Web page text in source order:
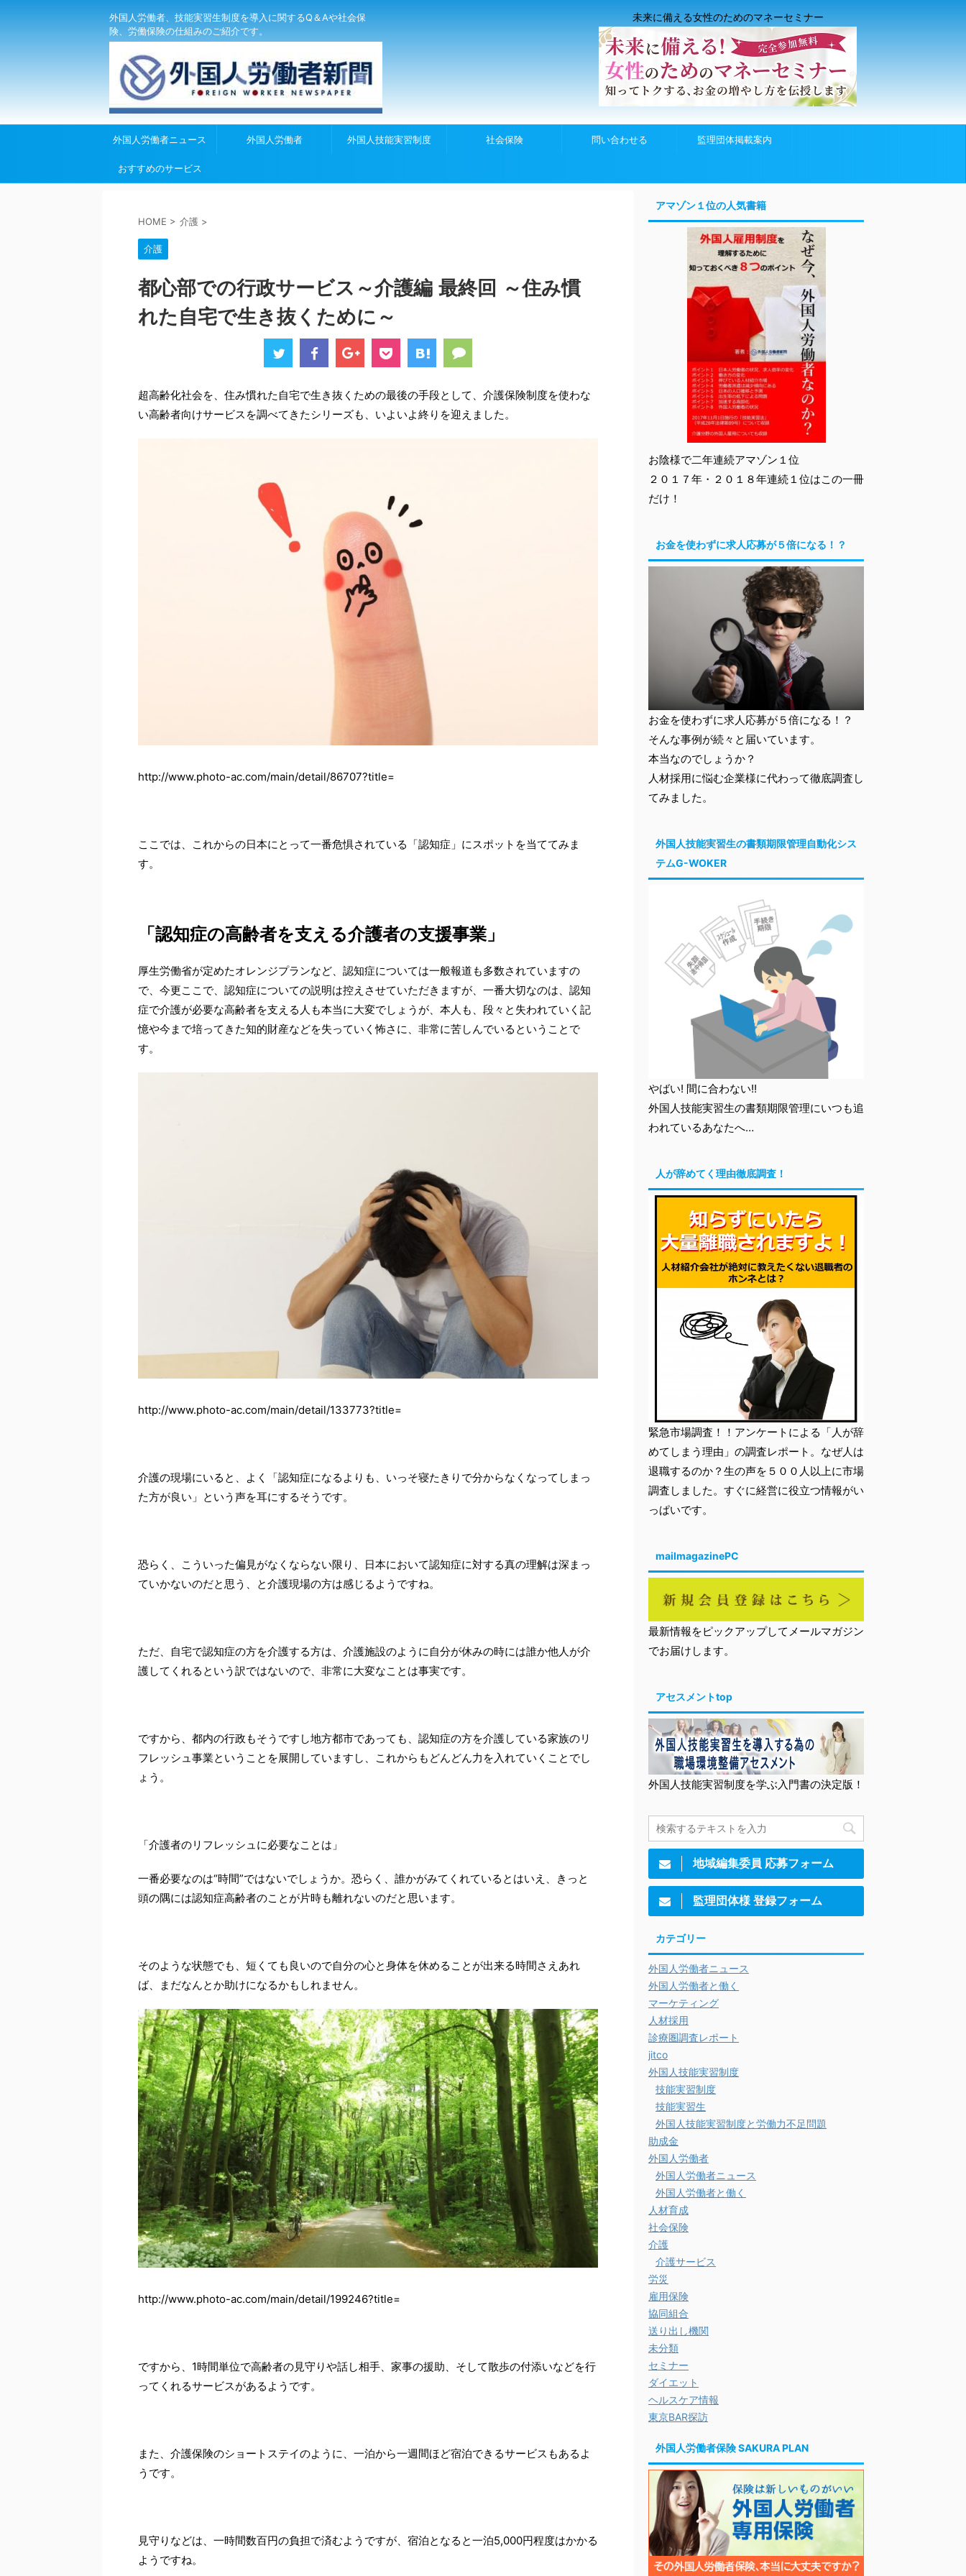
外国人労働者、技能実習生制度を導入に関するQ＆Aや社会保
険、労働保険の仕組みのご紹介です。
未来に備える女性のためのマネーセミナー
外国人労働者ニュース 外国人労働者 外国人技能実習制度 社会保険 問い合わせる 監理団体掲載案内
おすすめのサービス
HOME > 介護 >
介護
都心部での行政サービス～介護編 最終回 ～住み慣
れた自宅で生き抜くために～
超高齢化社会を、住み慣れた自宅で生き抜くための最後の手段として、介護保険制度を使わな
い高齢者向けサービスを調べてきたシリーズも、いよいよ終りを迎えました。
http://www.photo-ac.com/main/detail/86707?title=
ここでは、これからの日本にとって一番危惧されている「認知症」にスポットを当ててみま
す。
「認知症の高齢者を支える介護者の支援事業」
厚生労働省が定めたオレンジプランなど、認知症については一般報道も多数されていますの
で、今更ここで、認知症についての説明は控えさせていただきますが、一番大切なのは、認知
症で介護が必要な高齢者を支える人も本当に大変でしょうが、本人も、段々と失われていく記
憶や今まで培ってきた知的財産などを失っていく怖さに、非常に苦しんでいるということで
す。
http://www.photo-ac.com/main/detail/133773?title=
介護の現場にいると、よく「認知症になるよりも、いっそ寝たきりで分からなくなってしまっ
た方が良い」という声を耳にするそうです。
恐らく、こういった偏見がなくならない限り、日本において認知症に対する真の理解は深まっ
ていかないのだと思う、と介護現場の方は感じるようですね。
ただ、自宅で認知症の方を介護する方は、介護施設のように自分が休みの時には誰か他人が介
護してくれるという訳ではないので、非常に大変なことは事実です。
ですから、都内の行政もそうですし地方都市であっても、認知症の方を介護している家族のリ
フレッシュ事業ということを展開していますし、これからもどんどん力を入れていくことでし
ょう。
「介護者のリフレッシュに必要なことは」
一番必要なのは“時間”ではないでしょうか。恐らく、誰かがみてくれているとはいえ、きっと
頭の隅には認知症高齢者のことが片時も離れないのだと思います。
そのような状態でも、短くても良いので自分の心と身体を休めることが出来る時間さえあれ
ば、まだなんとか助けになるかもしれません。
http://www.photo-ac.com/main/detail/199246?title=
ですから、1時間単位で高齢者の見守りや話し相手、家事の援助、そして散歩の付添いなどを行
ってくれるサービスがあるようです。
また、介護保険のショートステイのように、一泊から一週間ほど宿泊できるサービスもあるよ
うです。
見守りなどは、一時間数百円の負担で済むようですが、宿泊となると一泊5,000円程度はかかる
ようですね。
アマゾン１位の人気書籍
お陰様で二年連続アマゾン１位
２０１７年・２０１８年連続１位はこの一冊
だけ！
お金を使わずに求人応募が５倍になる！？
お金を使わずに求人応募が５倍になる！？
そんな事例が続々と届いています。
本当なのでしょうか？
人材採用に悩む企業様に代わって徹底調査し
てみました。
外国人技能実習生の書類期限管理自動化シス
テムG-WOKER
やばい! 間に合わない!!
外国人技能実習生の書類期限管理にいつも追
われているあなたへ…
人が辞めてく理由徹底調査！
緊急市場調査！！アンケートによる「人が辞
めてしまう理由」の調査レポート。なぜ人は
退職するのか？生の声を５００人以上に市場
調査しました。すぐに経営に役立つ情報がい
っぱいです。
mailmagazinePC
最新情報をピックアップしてメールマガジン
でお届けします。
アセスメントtop
外国人技能実習制度を学ぶ入門書の決定版！
地域編集委員 応募フォーム
監理団体様 登録フォーム
カテゴリー
外国人労働者ニュース
外国人労働者と働く
マーケティング
人材採用
診療圏調査レポート
jitco
外国人技能実習制度
技能実習制度
技能実習生
外国人技能実習制度と労働力不足問題
助成金
外国人労働者
外国人労働者ニュース
外国人労働者と働く
人材育成
社会保険
介護
介護サービス
労災
雇用保険
協同組合
送り出し機関
未分類
セミナー
ダイエット
ヘルスケア情報
東京BAR探訪
外国人労働者保険 SAKURA PLAN